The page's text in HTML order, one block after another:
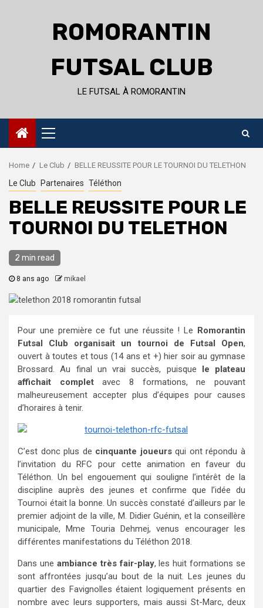
ROMORANTIN
FUTSAL CLUB
LE FUTSAL À ROMORANTIN
Primary
Menu
Home Le Club BELLE REUSSITE POUR LE TOURNOI DU TELETHON
Le Club Partenaires Téléthon
BELLE REUSSITE POUR LE
TOURNOI DU TELETHON
2 min read
8 ans ago mikael
Pour une première ce fut une réussite ! Le Romorantin
Futsal Club organisait un tournoi de Futsal Open,
ouvert à toutes et tous (14 ans et +) hier soir au gymnase
Brossard. Au final un vrai succès, puisque le plateau
affichait completavec 8 formations, ne pouvant
malheureusement accepter plus d’équipes pour causes
d’horaires à tenir.
C’est donc plus de cinquante joueursqui ont répondu à
l’invitation du RFC pour cette animation en faveur du
Téléthon. Un bel engouement qui souligne l’intérêt de la
discipline auprès des jeunes et confirme que l’idée du
Tournoi était la bonne. Un succès constaté d’ailleurs par le
premier adjoint de la ville, M. Didier Guénin, et la conseillère
municipale, Mme Touria Dehmej, venus encourager les
différentes manifestations du Téléthon 2018.
Dans une ambiance très fair-play, les huit formations se
sont affrontées jusqu’au bout de la nuit. Les jeunes du
quartier des Favignolles étaient logiquement présents en
nombre avec leurs supporters, mais aussi St-Marc, deux